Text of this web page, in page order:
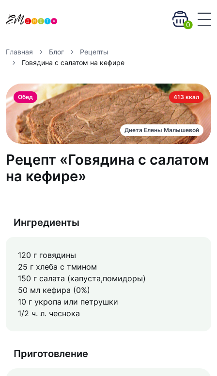
0
Главная Блог
Рецепты
Говядина с салатом на кефире
413 ккал
Обед
Диета Елены Малышевой
Рецепт «Говядина с салатом
на кефире»
Ингредиенты
120 г говядины
25 г хлеба с тмином
150 г салата (капуста,помидоры)
50 мл кефира (0%)
10 г укропа или петрушки
1/2 ч. л. чеснока
Приготовление